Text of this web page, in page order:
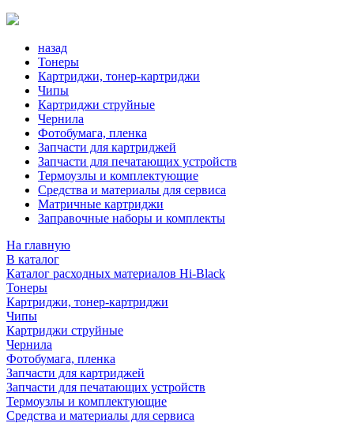
назад
Тонеры
Картриджи, тонер-картриджи
Чипы
Картриджи струйные
Чернила
Фотобумага, пленка
Запчасти для картриджей
Запчасти для печатающих устройств
Термоузлы и комплектующие
Средства и материалы для сервиса
Матричные картриджи
Заправочные наборы и комплекты
На главную
В каталог
Каталог расходных материалов Hi-Black
Тонеры
Картриджи, тонер-картриджи
Чипы
Картриджи струйные
Чернила
Фотобумага, пленка
Запчасти для картриджей
Запчасти для печатающих устройств
Термоузлы и комплектующие
Средства и материалы для сервиса